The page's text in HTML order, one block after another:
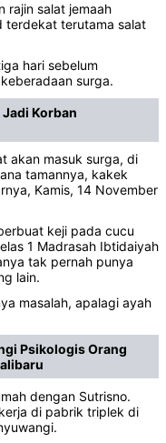
rajin salat jemaah
terdekat terutama salat
hari sebelum
surga.
Korban
akan masuk surga, di
tamannya, kakek
Kamis, 14 November
keji pada cucu
1 Madrasah Ibtidaiyah
tak pernah punya
lain.
masalah, apalagi ayah
Psikologis Orang
dengan Sutrisno.
di pabrik triplek di